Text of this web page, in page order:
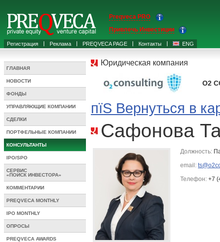
Регистрация Реклама PREQVECA PAGE Контакты ENG
Preqveca PRO
Привлечь Инвестиции
ГЛАВНАЯ
НОВОСТИ
ФОНДЫ
УПРАВЛЯЮЩИЕ КОМПАНИИ
СДЕЛКИ
ПОРТФЕЛЬНЫЕ КОМПАНИИ
КОНСУЛЬТАНТЫ
IPO/SPO
СЕРВИС
«ПОИСК ИНВЕСТОРА»
КОММЕНТАРИИ
PREQVECA MONTHLY
IPO MONTHLY
ОПРОСЫ
PREQVECA AWARDS
Юридическая компания
O2
пїЅ Вернуться в
Сафонова
Должность:
email:
Телефон: +7